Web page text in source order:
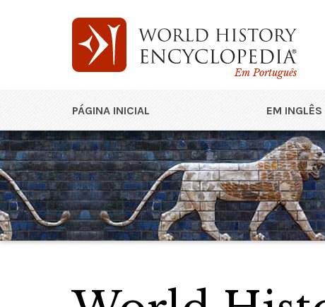
Em Português
PÁGINA INICIAL EM INGLÊS